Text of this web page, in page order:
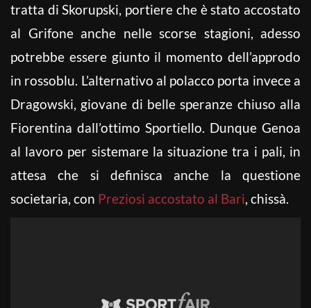
tratta di Skorupski, portiere che è stato accostato
al Grifone anche nelle scorse stagioni, adesso
potrebbe essere giunto il momento dell’approdo
in rossoblu. L’alternativo al polacco porta invece a
Dragowski, giovane di belle speranze chiuso alla
Fiorentina dall’ottimo Sportiello. Dunque Genoa
al lavoro per sistemare la situazione tra i pali, in
attesa che si definisca anche la questione
societaria, con Preziosi accostato al Bari, chissà.